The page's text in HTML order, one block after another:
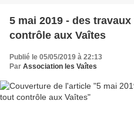
5 mai 2019 - des
contrôle aux Vaîtes
Publié le 05/05/2019 à 22:13
Par Association les Vaîtes